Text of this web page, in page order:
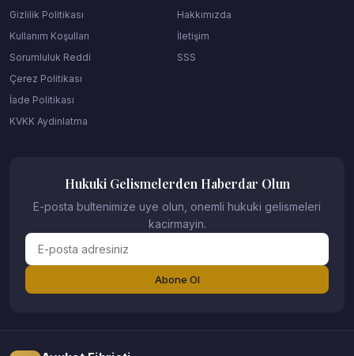
Gizlilik Politikası
Kullanım Koşulları
Sorumluluk Reddi
Çerez Politikası
İade Politikası
KVKK Aydinlatma
Hakkımızda
İletişim
SSS
Hukuki Gelismelerden Haberdar Olun
E-posta bultenimize uye olun, onemli hukuki gelismeleri
kacirmayin.
Abone Ol